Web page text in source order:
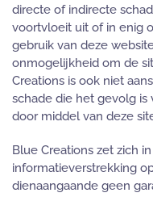
directe of indirecte
voortvloeit uit of in enig
gebruik van deze
onmogelijkheid om de
Creations is ook niet
schade die het gevolg
door middel van deze
Blue Creations zet zich
informatieverstrekking
dienaangaande geen